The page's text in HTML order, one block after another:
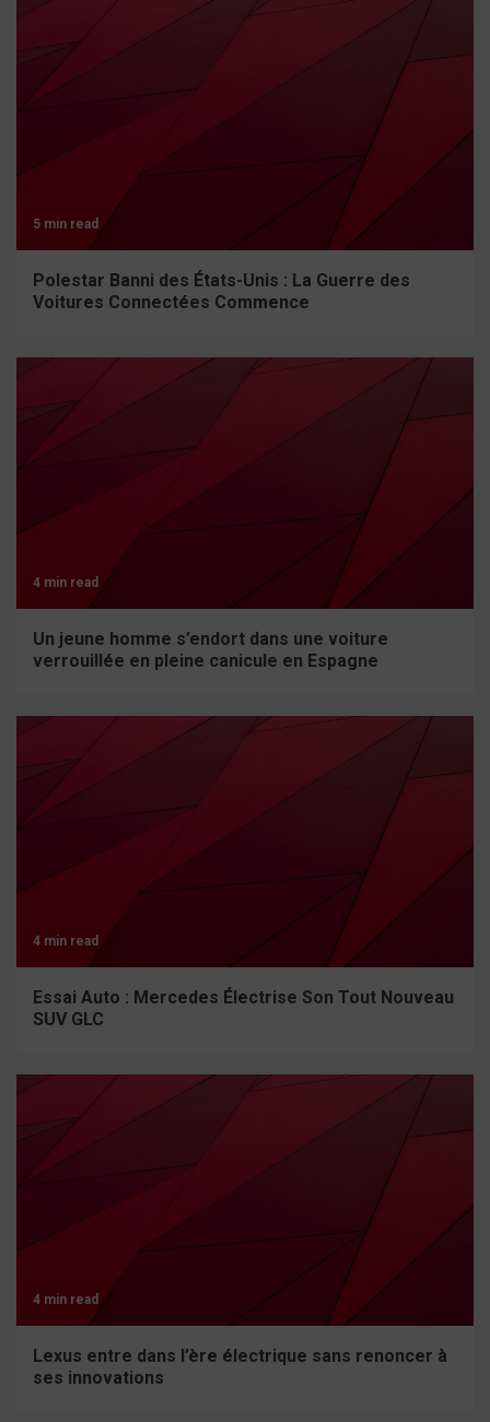
5 min read
Polestar Banni des États-Unis : La Guerre des
Voitures Connectées Commence
4 min read
Un jeune homme s’endort dans une voiture
verrouillée en pleine canicule en Espagne
4 min read
Essai Auto : Mercedes Électrise Son Tout Nouveau
SUV GLC
4 min read
Lexus entre dans l’ère électrique sans renoncer à
ses innovations